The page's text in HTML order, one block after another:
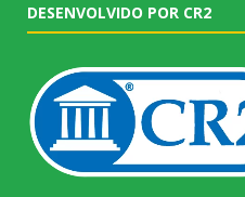
DESENVOLVIDO POR CR2